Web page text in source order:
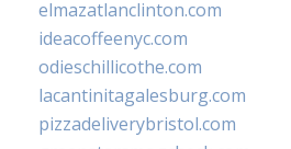
elmazatlanclinton.com
ideacoffeenyc.com
odieschillicothe.com
lacantinitagalesburg.com
pizzadeliverybristol.com